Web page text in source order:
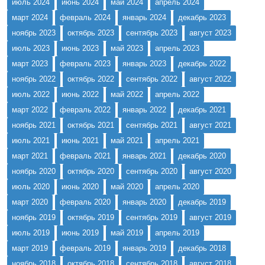
июль 2024
июнь 2024 май 2024
апрель 2024
март 2024
февраль 2024 январь 2024
декабрь 2023
ноябрь 2023
октябрь 2023 сентябрь 2023
август 2023
июль 2023
июнь 2023 май 2023
апрель 2023
март 2023
февраль 2023 январь 2023
декабрь 2022
ноябрь 2022
октябрь 2022 сентябрь 2022
август 2022
июль 2022
июнь 2022 май 2022
апрель 2022
март 2022
февраль 2022 январь 2022
декабрь 2021
ноябрь 2021
октябрь 2021 сентябрь 2021
август 2021
июль 2021
июнь 2021 май 2021
апрель 2021
март 2021
февраль 2021 январь 2021
декабрь 2020
ноябрь 2020
октябрь 2020 сентябрь 2020
август 2020
июль 2020
июнь 2020 май 2020
апрель 2020
март 2020
февраль 2020 январь 2020
декабрь 2019
ноябрь 2019
октябрь 2019 сентябрь 2019
август 2019
июль 2019
июнь 2019 май 2019
апрель 2019
март 2019
февраль 2019 январь 2019
декабрь 2018